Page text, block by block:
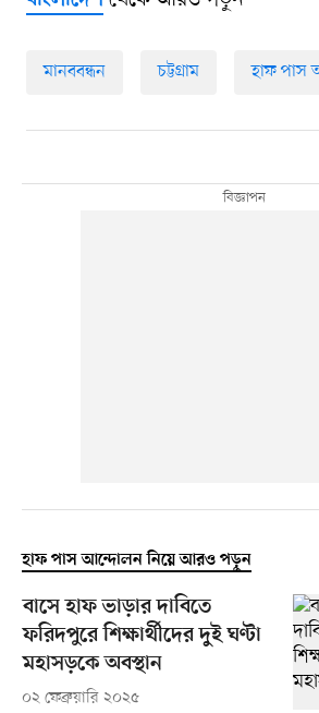
মানববন্ধন চট্টগ্রাম হাফ পাস
হাফ পাস আন্দোলন নিয়ে আরও পড়ুন
বাসে হাফ ভাড়ার দাবিতে
ফরিদপুরে শিক্ষার্থীদের দুই ঘণ্টা
মহাসড়কে অবস্থান
০২ ফেব্রুয়ারি ২০২৫